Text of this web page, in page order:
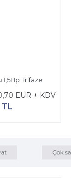
1,5Hp Trifaze
EUR + KDV
TL
Çok